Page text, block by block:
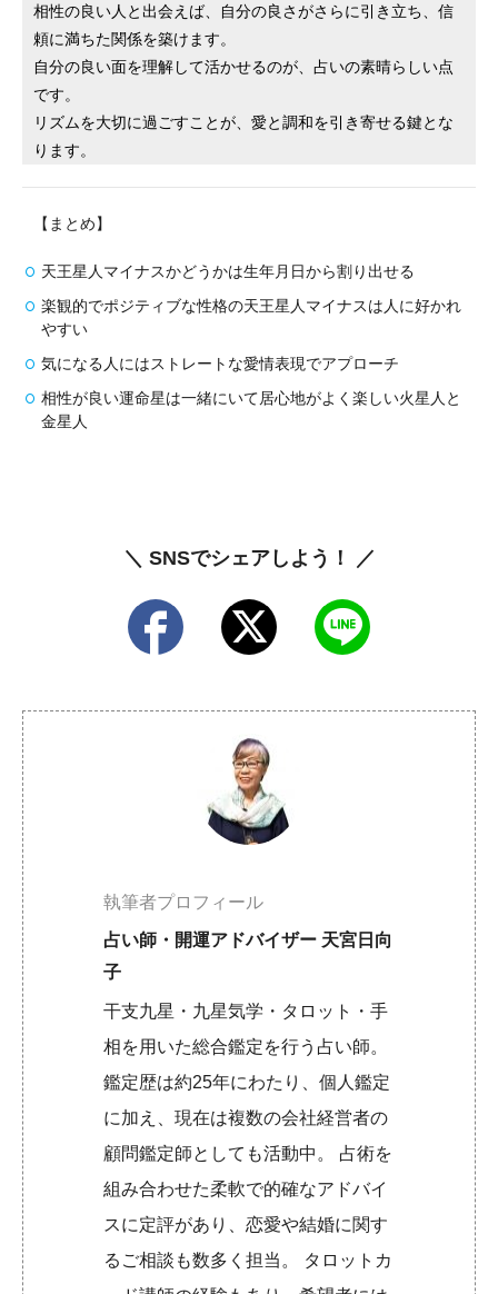
相性の良い人と出会えば、自分の良さがさらに引き立ち、信
頼に満ちた関係を築けます。
自分の良い面を理解して活かせるのが、占いの素晴らしい点
です。
リズムを大切に過ごすことが、愛と調和を引き寄せる鍵とな
ります。
【まとめ】
天王星人マイナスかどうかは生年月日から割り出せる
楽観的でポジティブな性格の天王星人マイナスは人に好かれ
やすい
気になる人にはストレートな愛情表現でアプローチ
相性が良い運命星は一緒にいて居心地がよく楽しい火星人と
金星人
＼ SNSでシェアしよう！ ／
執筆者プロフィール
占い師・開運アドバイザー 天宮日向
子
干支九星・九星気学・タロット・手
相を用いた総合鑑定を行う占い師。
鑑定歴は約25年にわたり、個人鑑定
に加え、現在は複数の会社経営者の
顧問鑑定師としても活動中。 占術を
組み合わせた柔軟で的確なアドバイ
スに定評があり、恋愛や結婚に関す
るご相談も数多く担当。 タロットカ